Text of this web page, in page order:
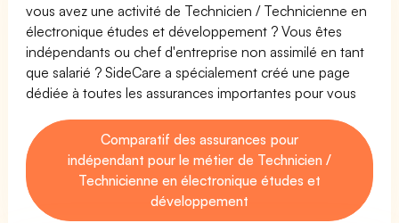
vous avez une activité de Technicien / Technicienne en
électronique études et développement ? Vous êtes
indépendants ou chef d'entreprise non assimilé en tant
que salarié ? SideCare a spécialement créé une page
dédiée à toutes les assurances importantes pour vous
Comparatif des assurances pour
indépendant pour le métier de Technicien /
Technicienne en électronique études et
développement